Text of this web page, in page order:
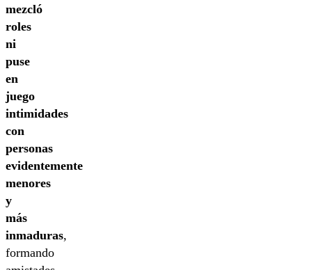
mezcló
roles
ni
puse
en
juego
intimidades
con
personas
evidentemente
menores
y
más
inmaduras,
formando